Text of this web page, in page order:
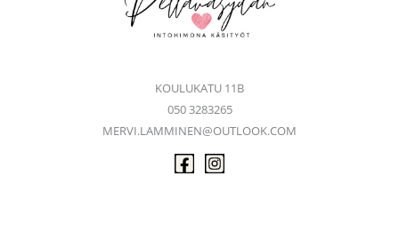
KOULUKATU 11B
050 3283265
MERVI.LAMMINEN@OUTLOOK.COM